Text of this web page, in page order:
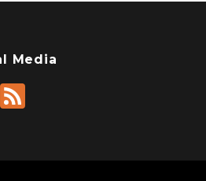
Media
X